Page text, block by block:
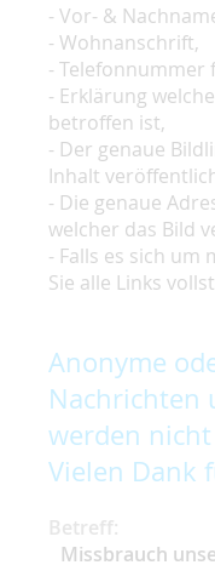
- Vor- &
- Wohnanschrift,
- Telefonnummer
- Erklärung
betroffen ist,
- Der genaue
Inhalt
- Die genaue
welcher das Bild
- Falls es sich um
Sie alle Links
Anonyme
Nachrichten
werden
Vielen Dank
Betreff:
Missbrauch